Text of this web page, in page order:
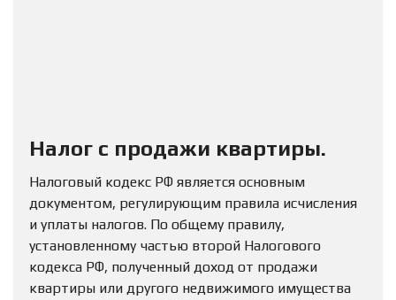
Налог с продажи квартиры.
Налоговый кодекс РФ является основным
документом, регулирующим правила исчисления
и уплаты налогов. По общему правилу,
установленному частью второй Налогового
кодекса РФ, полученный доход от продажи
квартиры или другого недвижимого имущества